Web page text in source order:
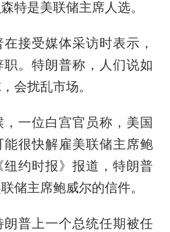
特是美联储主席人选。
接受媒体采访时表示，
。特朗普称，人们说如
会扰乱市场。
，一位白宫官员称，美国
能很快解雇美联储主席鲍
纽约时报》报道，特朗普
储主席鲍威尔的信件。
朗普上一个总统任期被任